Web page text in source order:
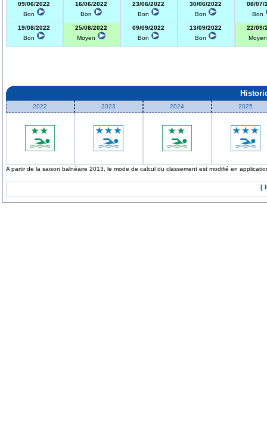
09/06/2022
Bon
16/06/2022
Bon
23/06/2022
Bon
30/06/2022
Bon
08/07/
Bon
19/08/2022
Bon
25/08/2022
Moyen
09/09/2022
Bon
13/09/2022
Bon
22/09/
2022 2023 2024 2025
A partir de la saison balnéaire 2013, le mode de calcul du classement est modifié en
[